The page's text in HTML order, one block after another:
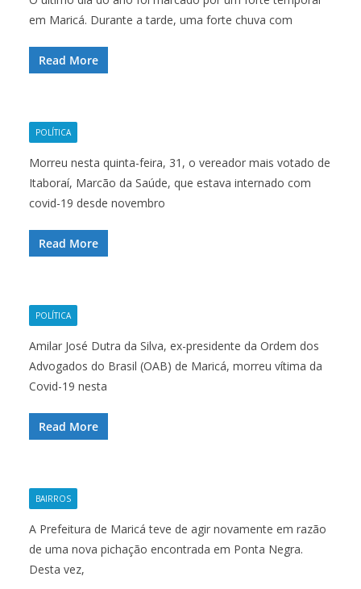
em Maricá. Durante a tarde, uma forte chuva com
Read More
POLÍTICA
Morreu nesta quinta-feira, 31, o vereador mais votado de
Itaboraí, Marcão da Saúde, que estava internado com
covid-19 desde novembro
Read More
POLÍTICA
Amilar José Dutra da Silva, ex-presidente da Ordem dos
Advogados do Brasil (OAB) de Maricá, morreu vítima da
Covid-19 nesta
Read More
BAIRROS
A Prefeitura de Maricá teve de agir novamente em razão
de uma nova pichação encontrada em Ponta Negra.
Desta vez,